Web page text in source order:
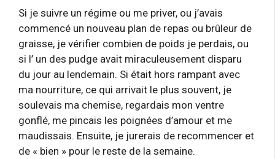
Si je suivre un régime ou me priver, ou j’avais
commencé un nouveau plan de repas ou brûleur de
graisse, je vérifier combien de poids je perdais, ou
si l’ un des pudge avait miraculeusement disparu
du jour au lendemain. Si était hors rampant avec
ma nourriture, ce qui arrivait le plus souvent, je
soulevais ma chemise, regardais mon ventre
gonflé, me pincais les poignées d’amour et me
maudissais. Ensuite, je jurerais de recommencer et
de « bien » pour le reste de la semaine.